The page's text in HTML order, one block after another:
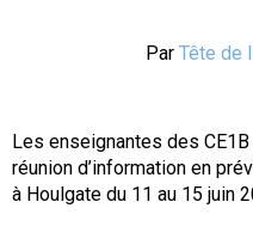
Par Tête de
Les enseignantes des
réunion d’information en
à Houlgate du 11 au 15 juin